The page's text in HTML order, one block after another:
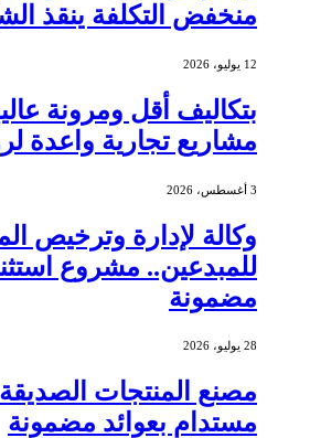
منخفض التكلفة ينقذ
12 يوليو، 2026
مشاريع تجارية واعدة
3 أغسطس، 2026
وكالة لإدارة وترخيص
للمبدعين.. مشروع
مضمونة
28 يوليو، 2026
مصنع المنتجات الصديقة
مستدام بعوائد مضمونة